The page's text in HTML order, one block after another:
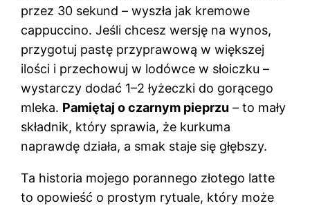
przez 30 sekund – wyszła jak kremowe
cappuccino. Jeśli chcesz wersję na wynos,
przygotuj pastę przyprawową w większej
ilości i przechowuj w lodówce w słoiczku –
wystarczy dodać 1–2 łyżeczki do gorącego
mleka. Pamiętaj o czarnym pieprzu – to mały
składnik, który sprawia, że kurkuma
naprawdę działa, a smak staje się głębszy.
Ta historia mojego porannego złotego latte
to opowieść o prostym rytuale, który może